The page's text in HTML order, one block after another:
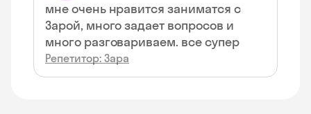
мне очень нравится заниматся с
Зарой, много задает вопросов и
много разговариваем. все супер
Репетитор: Зара